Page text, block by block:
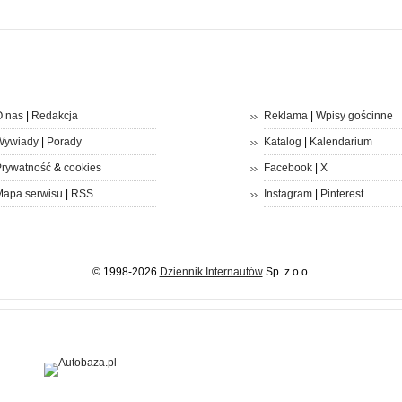
nas| Redakcja
| Porady
& cookies
serwisu RSS
Reklama| Wpisy gościnne
Katalog Kalendarium
Facebook| X
Instagram| Pinterest
© 1998-2026 Dziennik InternautówSp. z o.o.